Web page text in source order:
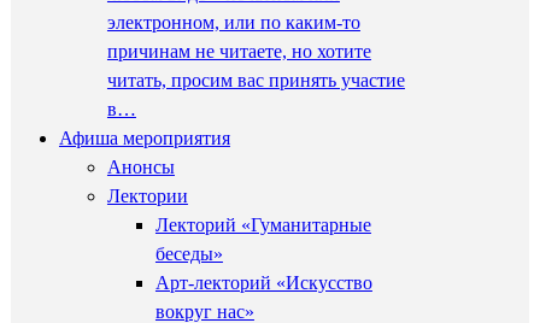
электронном, или по каким-то
причинам не читаете, но хотите
читать, просим вас принять участие
в…
Афиша мероприятия
Анонсы
Лектории
Лекторий «Гуманитарные
беседы»
Арт-лекторий «Искусство
вокруг нас»